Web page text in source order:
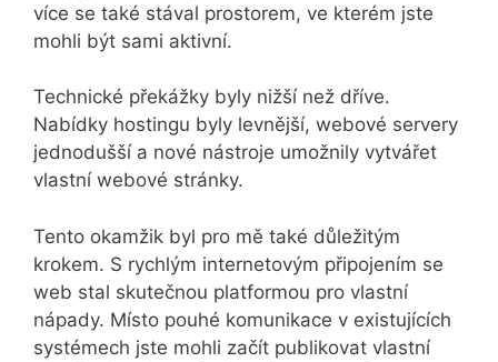
více se také stával prostorem, ve kterém jste
mohli být sami aktivní.
Technické překážky byly nižší než dříve.
Nabídky hostingu byly levnější, webové servery
jednodušší a nové nástroje umožnily vytvářet
vlastní webové stránky.
Tento okamžik byl pro mě také důležitým
krokem. S rychlým internetovým připojením se
web stal skutečnou platformou pro vlastní
nápady. Místo pouhé komunikace v existujících
systémech jste mohli začít publikovat vlastní